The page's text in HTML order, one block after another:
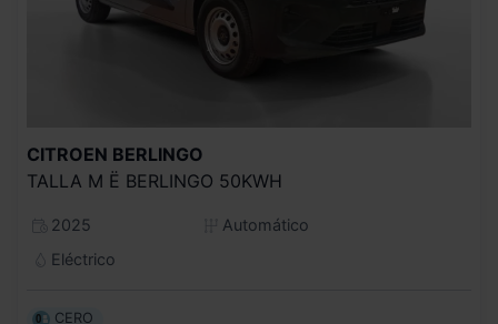
CITROEN BERLINGO
TALLA M Ë BERLINGO 50KWH
2025
Automático
Eléctrico
CERO